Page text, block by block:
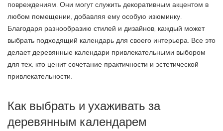
повреждениям. Они могут служить декоративным акцентом в
любом помещении, добавляя ему особую изюминку.
Благодаря разнообразию стилей и дизайнов, каждый может
выбрать подходящий календарь для своего интерьера. Все это
делает деревянные календари привлекательными выбором
для тех, кто ценит сочетание практичности и эстетической
привлекательности.
Как выбрать и ухаживать за
деревянным календарем